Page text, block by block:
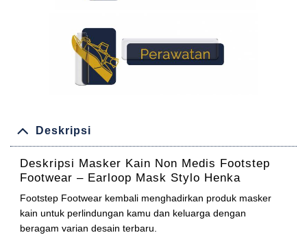
Deskripsi
Deskripsi Masker Kain Non Medis Footstep
Footwear – Earloop Mask Stylo Henka
Footstep Footwear kembali menghadirkan produk masker
kain untuk perlindungan kamu dan keluarga dengan
beragam varian desain terbaru.